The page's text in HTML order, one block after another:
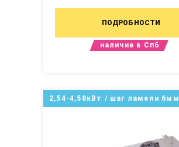
ПОДРОБНОСТИ
наличие в Спб
2,54-4,58кВт / шаг ламели 6мм